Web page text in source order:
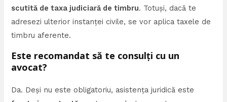
scutită de taxa judiciară de timbru. Totuși, dacă te
adresezi ulterior instanței civile, se vor aplica taxele de
timbru aferente.
Este recomandat să te consulți cu un
avocat?
Da. Deși nu este obligatoriu, asistența juridică este